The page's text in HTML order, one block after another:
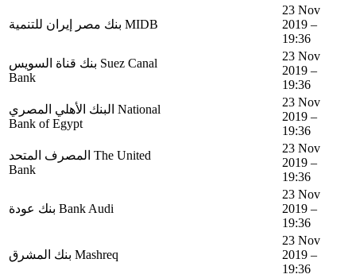
بنك مصر إيران للتنمية MIDB
23 Nov
2019 –
19:36
بنك قناة السويس Suez Canal
Bank
23 Nov
2019 –
19:36
البنك الأهلي المصري National
Bank of Egypt
23 Nov
2019 –
19:36
المصرف المتحد The United
Bank
23 Nov
2019 –
19:36
بنك عودة Bank Audi
23 Nov
2019 –
19:36
بنك المشرق Mashreq
23 Nov
2019 –
19:36